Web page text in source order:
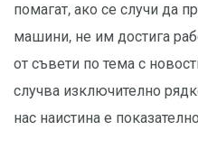
помагат, ако се случи да
машини, не им достига
от съвети по тема с
случва изключително
нас наистина е